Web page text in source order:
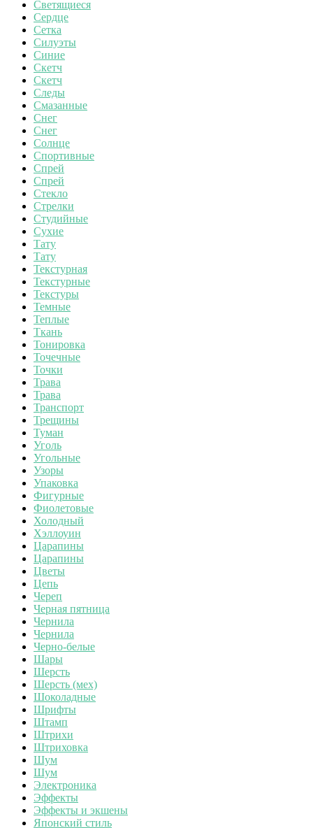
Светящиеся
Сердце
Сетка
Силуэты
Синие
Скетч
Скетч
Следы
Смазанные
Снег
Снег
Солнце
Спортивные
Спрей
Спрей
Стекло
Стрелки
Студийные
Сухие
Тату
Тату
Текстурная
Текстурные
Текстуры
Темные
Теплые
Ткань
Тонировка
Точечные
Точки
Трава
Трава
Транспорт
Трещины
Туман
Уголь
Угольные
Узоры
Упаковка
Фигурные
Фиолетовые
Холодный
Хэллоуин
Царапины
Царапины
Цветы
Цепь
Череп
Черная пятница
Чернила
Чернила
Черно-белые
Шары
Шерсть
Шерсть (мех)
Шоколадные
Шрифты
Штамп
Штрихи
Штриховка
Шум
Шум
Электроника
Эффекты
Эффекты и экшены
Японский стиль